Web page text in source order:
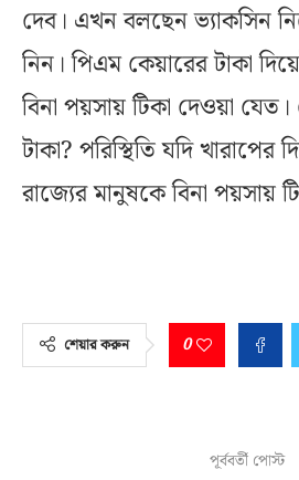
দেব। এখন বলছেন ভ্যাকসিন
নিন। পিএম কেয়ারের টাকা
বিনা পয়সায় টিকা দেওয়া
টাকা? পরিস্থিতি যদি খারাপের
রাজ্যের মানুষকে বিনা পয়সায়
শেয়ার করুন 0
পূর্ববর্তী পোস্ট